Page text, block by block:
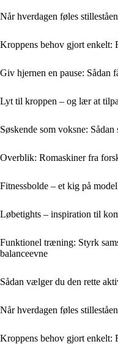
Når hverdagen føles
Kroppens behov gjort enkelt:
Giv hjernen en pause: Sådan
Lyt til kroppen – og lær at
Søskende som voksne:
Overblik: Romaskiner fra
Fitnessbolde – et kig på
Løbetights – inspiration til
Funktionel træning: Styrk
balanceevne
Sådan vælger du den rette
Når hverdagen føles
Kroppens behov gjort enkelt: